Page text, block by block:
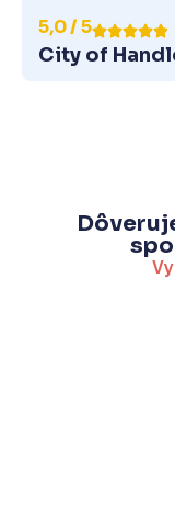
5,0 / 5
City of